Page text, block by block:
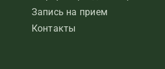
Запись на прием
Контакты